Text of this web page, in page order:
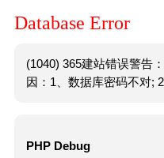
Database Error
(1040) 365建站错误警告
因：1、数据库密码不对;
PHP Debug